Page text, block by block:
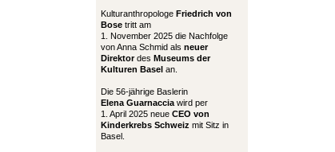
Kulturanthropologe Friedrich von
Bose tritt am
1. November 2025 die Nachfolge
von Anna Schmid als neuer
Direktordes Museums der
Kulturen Basel an.
Die 56-jährige Baslerin
Elena Guarnaccia wird per
1. April 2025 neue CEO von
Kinderkrebs Schweiz mit Sitz in
Basel.